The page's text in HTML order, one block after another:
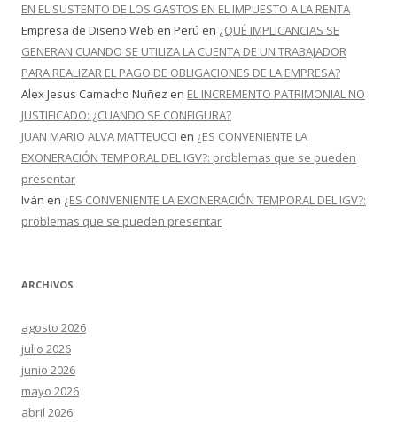
EN EL SUSTENTO DE LOS GASTOS EN EL IMPUESTO A LA RENTA
Empresa de Diseño Web en Perú en ¿QUÉ IMPLICANCIAS SE
GENERAN CUANDO SE UTILIZA LA CUENTA DE UN TRABAJADOR
PARA REALIZAR EL PAGO DE OBLIGACIONES DE LA EMPRESA?
Alex Jesus Camacho Nuñez en EL INCREMENTO PATRIMONIAL NO
JUSTIFICADO: ¿CUANDO SE CONFIGURA?
JUAN MARIO ALVA MATTEUCCI en ¿ES CONVENIENTE LA
EXONERACIÓN TEMPORAL DEL IGV?: problemas que se pueden
presentar
Iván en ¿ES CONVENIENTE LA EXONERACIÓN TEMPORAL DEL IGV?:
problemas que se pueden presentar
ARCHIVOS
agosto 2026
julio 2026
junio 2026
mayo 2026
abril 2026